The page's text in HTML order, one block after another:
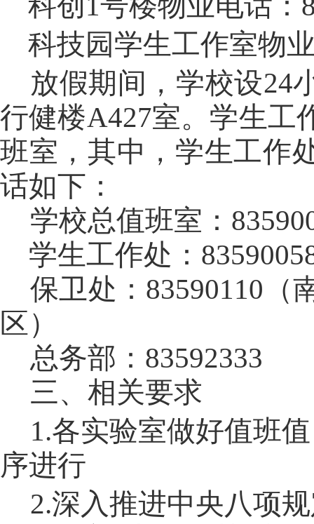
科技园学生工作室物
放假期间，学校设24
行健楼A427室。学生工
班室，其中，学生工作
话如下：
学校总值班室：
学生工作处：
保卫处：83590110（
区）
总务部：83592333
三、相关要求
1.各实验室做好值班
序进行
2.深入推进中央八项